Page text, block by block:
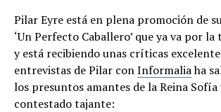
Pilar Eyre está en plena promoción de
‘Un Perfecto Caballero’ que ya va por
y está recibiendo unas críticas
entrevistas de Pilar conInformaliaha
los presuntos amantes de la Reina Sofía
contestado tajante: